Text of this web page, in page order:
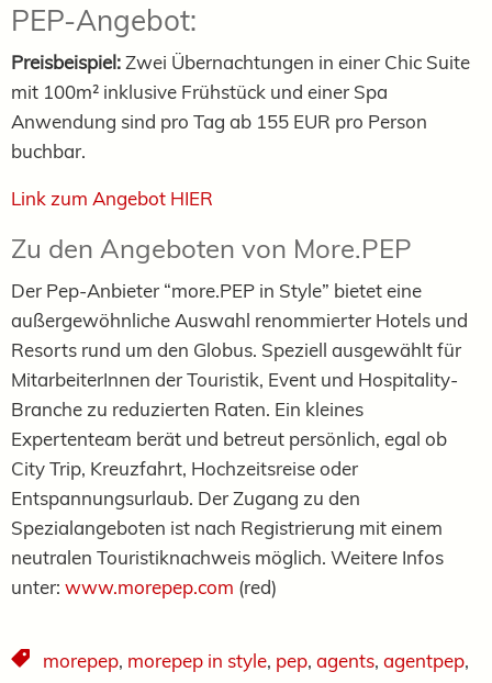
PEP-Angebot:
Preisbeispiel:Zwei Übernachtungen in einer Chic Suite
mit 100m² inklusive Frühstück und einer Spa
Anwendung sind pro Tag ab 155 EUR pro Person
buchbar.
Link zum Angebot HIER
Zu den Angeboten von More.PEP
Der Pep-Anbieter “more.PEP in Style” bietet eine
außergewöhnliche Auswahl renommierter Hotels und
Resorts rund um den Globus. Speziell ausgewählt für
MitarbeiterInnen der Touristik, Event und Hospitality-
Branche zu reduzierten Raten. Ein kleines
Expertenteam berät und betreut persönlich, egal ob
City Trip, Kreuzfahrt, Hochzeitsreise oder
Entspannungsurlaub. Der Zugang zu den
Spezialangeboten ist nach Registrierung mit einem
neutralen Touristiknachweis möglich. Weitere Infos
unter: www.morepep.com (red)
morepep, morepep in style, pep, agents, agentpep,